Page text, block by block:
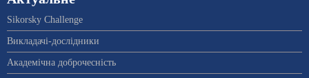
Sikorsky Challenge
Викладачі-дослідники
Академічна доброчесність